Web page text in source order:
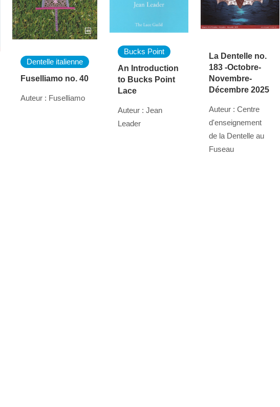
Dentelle italienne
Fuselliamo no. 40
Auteur : Fuselliamo
Bucks Point
An Introduction
to Bucks Point
Lace
Auteur : Jean
Leader
La Dentelle no.
183 -Octobre-
Novembre-
Décembre 2025
Auteur : Centre
d'enseignement
de la Dentelle au
Fuseau